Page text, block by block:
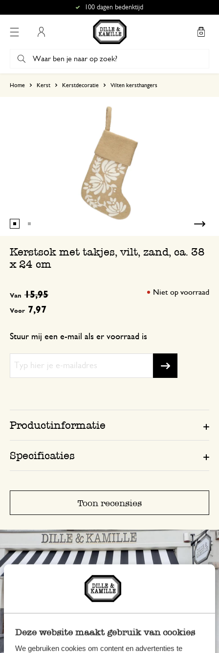
Deze website maakt gebruik van cookies
We gebruiken cookies om content en advertenties te
100 dagen bedenktijd
Home Kerst Kerstdecoratie Vilten kersthangers
Kerstsok met takjes, vilt, zand, ca. 38
x 24 cm
Voor 7,97
Van 15,95
Stuur mij een e-mail als er voorraad is
Niet op voorraad
Productinformatie
Specificaties
Toon recensies
Altijd in de buurt
Prachtige kerstsok.
17 december 2025